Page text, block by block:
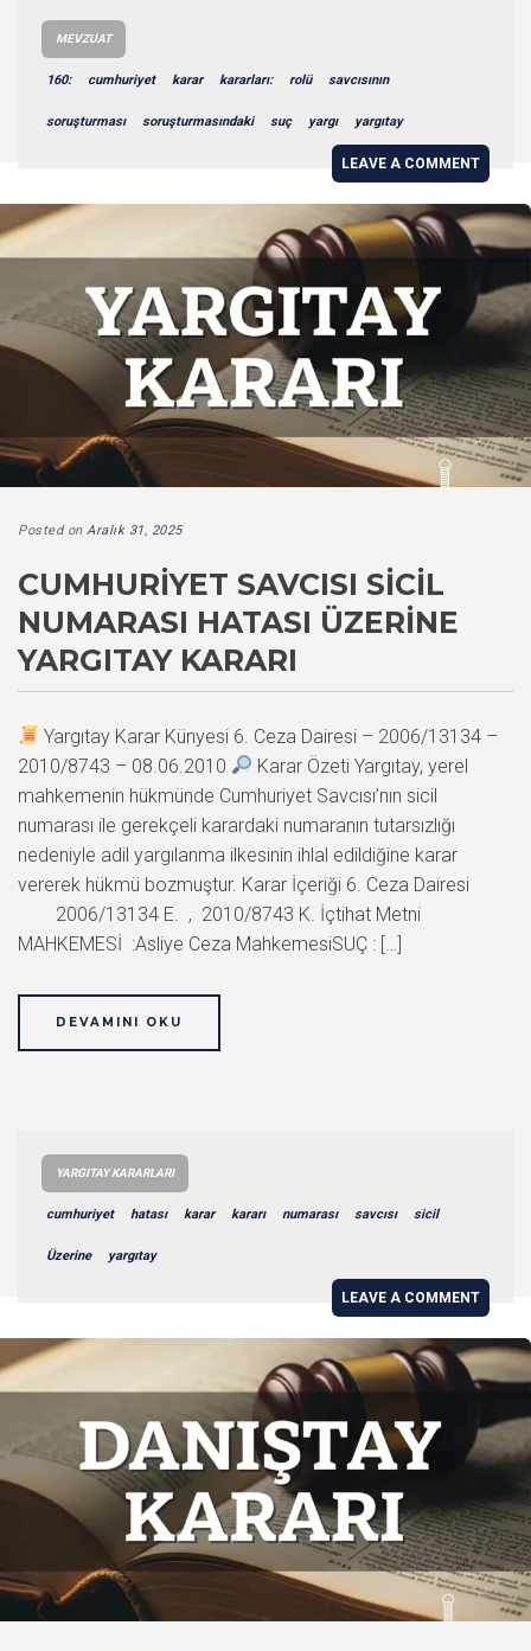
MEVZUAT
160: cumhuriyet karar kararları: rolü savcısının
soruşturması soruşturmasındaki suç yargı yargıtay
LEAVE A COMMENT
Posted on Aralık 31, 2025
CUMHURIYET SAVCISI SICIL
NUMARASI HATASI ÜZERINE
YARGITAY KARARI
Yargıtay Karar Künyesi 6. Ceza Dairesi – 2006/13134 –
2010/8743 – 08.06.2010
Karar Özeti Yargıtay, yerel
mahkemenin hükmünde Cumhuriyet Savcısı’nın sicil
numarası ile gerekçeli karardaki numaranın tutarsızlığı
nedeniyle adil yargılanma ilkesinin ihlal edildiğine karar
vererek hükmü bozmuştur. Karar İçeriği 6. Ceza Dairesi
2006/13134 E. , 2010/8743 K. İçtihat Metni
MAHKEMESİ :Asliye Ceza MahkemesiSUÇ : […]
DEVAMINI OKU
YARGITAY KARARLARI
cumhuriyet hatası karar kararı numarası savcısı sicil
Üzerine yargıtay
LEAVE A COMMENT